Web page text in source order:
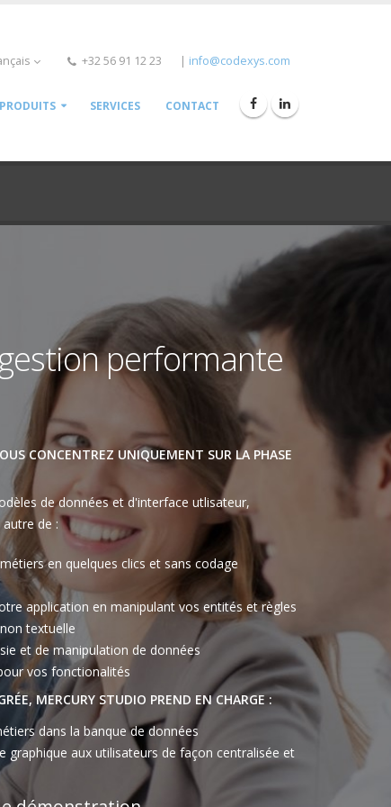
+32 56 91 12 23 | info@codexys.com
PRODUITS SERVICES CONTACT
performante
CONCENTREZ UNIQUEMENT SUR LA PHASE
de données et d'interface utlisateur,
de :
en quelques clics et sans codage
application en manipulant vos entités et règles
textuelle
et de manipulation de données
vos fonctionalités
MERCURY STUDIO PREND EN CHARGE :
dans la banque de données
graphique aux utilisateurs de façon centralisée et